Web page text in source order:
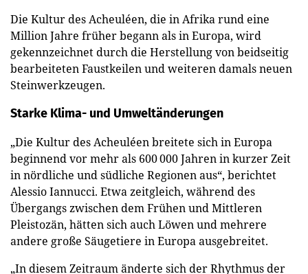
Die Kultur des Acheuléen, die in Afrika rund eine
Million Jahre früher begann als in Europa, wird
gekennzeichnet durch die Herstellung von beidseitig
bearbeiteten Faustkeilen und weiteren damals neuen
Steinwerkzeugen.
Starke Klima- und Umweltänderungen
„Die Kultur des Acheuléen breitete sich in Europa
beginnend vor mehr als 600 000 Jahren in kurzer Zeit
in nördliche und südliche Regionen aus“, berichtet
Alessio Iannucci. Etwa zeitgleich, während des
Übergangs zwischen dem Frühen und Mittleren
Pleistozän, hätten sich auch Löwen und mehrere
andere große Säugetiere in Europa ausgebreitet.
„In diesem Zeitraum änderte sich der Rhythmus der